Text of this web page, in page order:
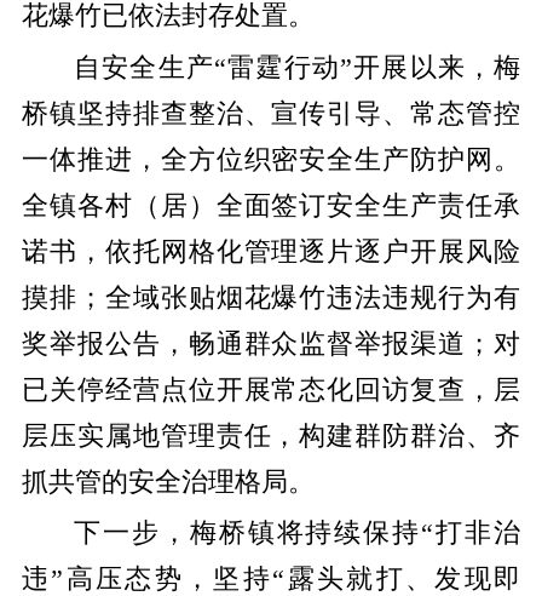
花爆竹已依法封存处置。
自安全生产“雷霆行动”开展以来，梅
桥镇坚持排查整治、宣传引导、常态管控
一体推进，全方位织密安全生产防护网。
全镇各村（居）全面签订安全生产责任承
诺书，依托网格化管理逐片逐户开展风险
摸排；全域张贴烟花爆竹违法违规行为有
奖举报公告，畅通群众监督举报渠道；对
已关停经营点位开展常态化回访复查，层
层压实属地管理责任，构建群防群治、齐
抓共管的安全治理格局。
下一步，梅桥镇将持续保持“打非治
违”高压态势，坚持“露头就打、发现即